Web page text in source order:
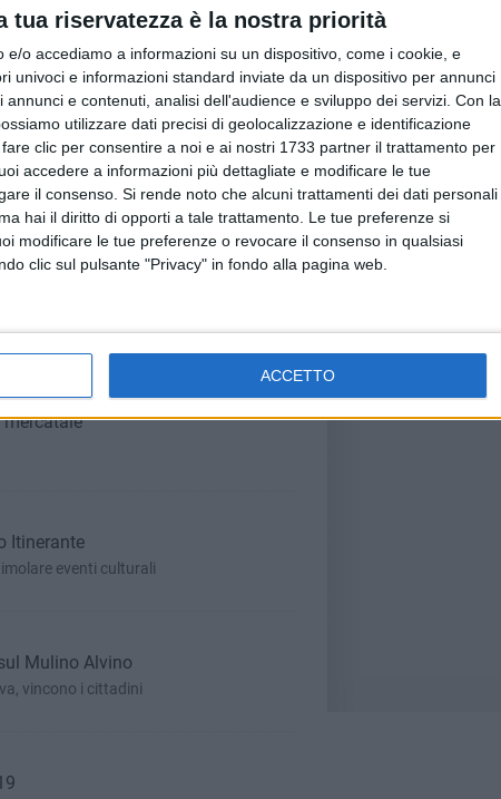
tua riservatezza è la nostra priorità
e/o accediamo a informazioni su un dispositivo, come i cookie, e
univoci e informazioni standard inviate da un dispositivo per annunci
e contenuti, analisi dell'audience e sviluppo dei servizi. Con la
utilizzare dati precisi di geolocalizzazione e identificazione
clic per consentire a noi e ai nostri 1733 partner il trattamento per
accedere a informazioni più dettagliate e modificare le tue
il consenso. Si rende noto che alcuni trattamenti dei dati personali
hai il diritto di opporti a tale trattamento. Le tue preferenze si
modificare le tue preferenze o revocare il consenso in qualsiasi
clic sul pulsante "Privacy" in fondo alla pagina web.
ACCETTO
d’ordine
Finanza di Matera
Itinerante
eventi culturali
Mulino Alvino
vincono i cittadini